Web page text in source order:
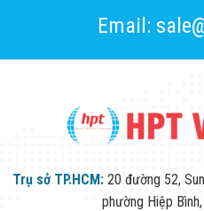
Email:
Trụ sở TP.HCM: 20 đường 52,
phường Hiệp